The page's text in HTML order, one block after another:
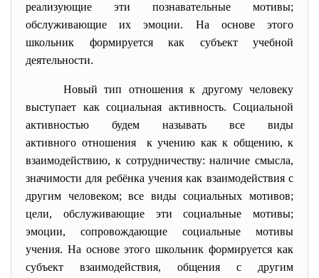
реализующие эти познавательные мотивы;
обслуживающие их эмоции. На основе этого
школьник формируется как субъект учебной
деятельности.
Новый тип отношения к другому человеку
выступает как социальная активность. Социальной
активностью будем называть все виды
активного отношения к учению как к общению, к
взаимодействию, к сотрудничеству: наличие смысла,
значимости для ребёнка учения как взаимодействия с
другим человеком; все виды социальных мотивов;
цели, обслуживающие эти социальные мотивы;
эмоции, сопровождающие социальные мотивы
учения. На основе этого школьник формируется как
субъект взаимодействия, общения с другим